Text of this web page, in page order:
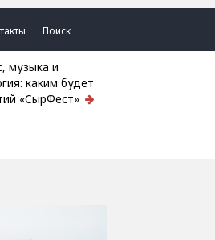
Поиск
каким будет
«СырФест»